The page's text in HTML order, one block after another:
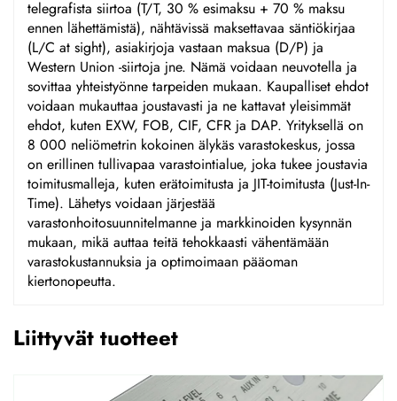
telegrafista siirtoa (T/T, 30 % esimaksu + 70 % maksu
ennen lähettämistä), nähtävissä maksettavaa säntiökirjaa
(L/C at sight), asiakirjoja vastaan maksua (D/P) ja
Western Union -siirtoja jne. Nämä voidaan neuvotella ja
sovittaa yhteistyönne tarpeiden mukaan. Kaupalliset ehdot
voidaan mukauttaa joustavasti ja ne kattavat yleisimmät
ehdot, kuten EXW, FOB, CIF, CFR ja DAP. Yrityksellä on
8 000 neliömetrin kokoinen älykäs varastokeskus, jossa
on erillinen tullivapaa varastointialue, joka tukee joustavia
toimitusmalleja, kuten erätoimitusta ja JIT-toimitusta (Just-In-
Time). Lähetys voidaan järjestää
varastonhoitosuunnitelmanne ja markkinoiden kysynnän
mukaan, mikä auttaa teitä tehokkaasti vähentämään
varastokustannuksia ja optimoimaan pääoman
kiertonopeutta.
Liittyvät tuotteet